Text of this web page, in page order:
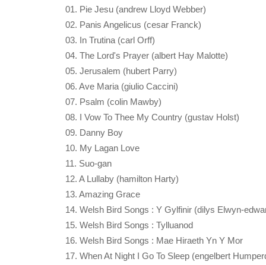
01. Pie Jesu (andrew Lloyd Webber)
02. Panis Angelicus (cesar Franck)
03. In Trutina (carl Orff)
04. The Lord's Prayer (albert Hay Malotte)
05. Jerusalem (hubert Parry)
06. Ave Maria (giulio Caccini)
07. Psalm (colin Mawby)
08. I Vow To Thee My Country (gustav Holst)
09. Danny Boy
10. My Lagan Love
11. Suo-gan
12. A Lullaby (hamilton Harty)
13. Amazing Grace
14. Welsh Bird Songs : Y Gylfinir (dilys Elwyn-
15. Welsh Bird Songs : Tylluanod
16. Welsh Bird Songs : Mae Hiraeth Yn Y Mor
17. When At Night I Go To Sleep (engelbert